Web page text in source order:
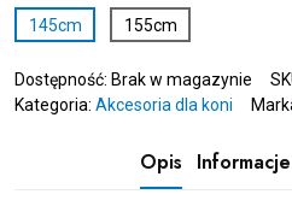
145cm
155cm
Dostępność: Brak w magazynie
Kategoria: Akcesoria dla koni
Opis